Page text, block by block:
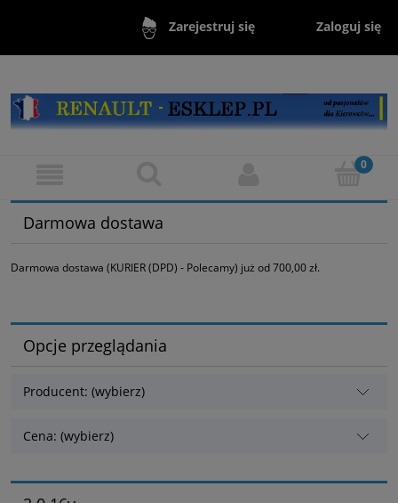
Zarejestruj się Zaloguj się
Darmowa dostawa
Darmowa dostawa (KURIER (DPD) - Polecamy) już od 700,00 zł.
Opcje przeglądania
Producent: (wybierz)
Cena: (wybierz)